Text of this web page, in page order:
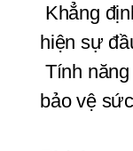
hiện sự
bảo vệ